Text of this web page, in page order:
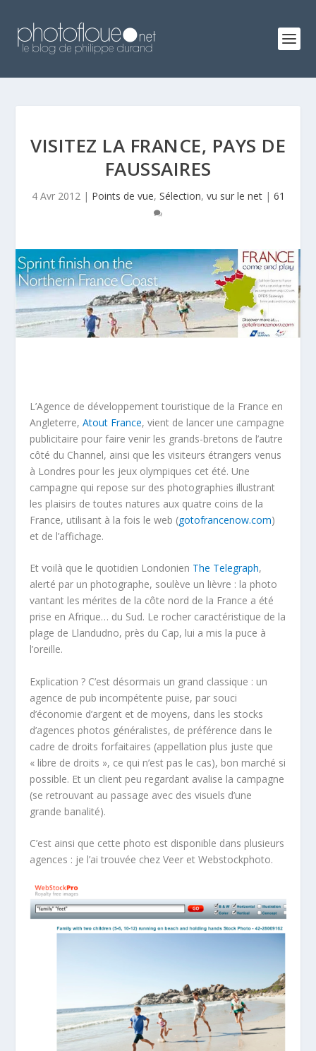
VISITEZ LA FRANCE, PAYS DE
FAUSSAIRES
4 Avr 2012| Points de vue, Sélection, vu sur le net| 61
L’Agence de développement touristique de la France en
Angleterre,Atout France, vient de lancer une campagne
publicitaire pour faire venir les grands-bretons de l’autre
côté du Channel, ainsi que les visiteurs étrangers venus
à Londres pour les jeux olympiques cet été. Une
campagne qui repose sur des photographies illustrant
les plaisirs de toutes natures aux quatre coins de la
France, utilisant à la fois le web (gotofrancenow.com)
et de l’affichage.
Et voilà que le quotidien Londonien The Telegraph,
alerté par un photographe, soulève un lièvre : la photo
vantant les mérites de la côte nord de la France a été
prise en Afrique… du Sud. Le rocher caractéristique de la
plage de Llandudno, près du Cap, lui a mis la puce à
l’oreille.
Explication ? C’est désormais un grand classique : un
agence de pub incompétente puise, par souci
d’économie d’argent et de moyens, dans les stocks
d’agences photos généralistes, de préférence dans le
cadre de droits forfaitaires (appellation plus juste que
« libre de droits », ce qui n’est pas le cas), bon marché si
possible. Et un client peu regardant avalise la campagne
(se retrouvant au passage avec des visuels d’une
grande banalité).
C’est ainsi que cette photo est disponible dans plusieurs
agences : je l’ai trouvée chez Veer et Webstockphoto.